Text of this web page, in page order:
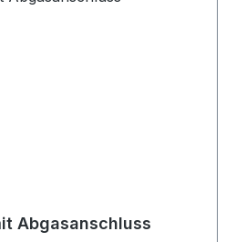
Abgasanschluss